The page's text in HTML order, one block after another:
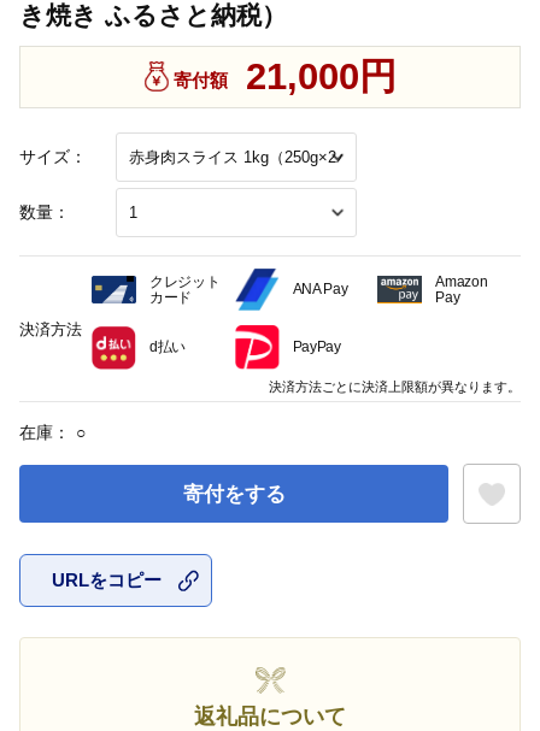
き焼き ふるさと納税）
サイズ：
数量：
寄付額 21,000円
在庫： ○
寄付をする
URLをコピー
返礼品について
決済方法
クレジット
カード
ANA Pay
Amazon
Pay
d払い PayPay
決済方法ごとに決済上限額が異なります。